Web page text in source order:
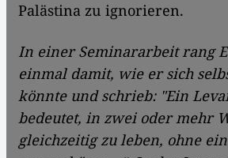
Palästina zu ignorieren.
In einer Seminararbeit rang
einmal damit, wie er sich
könnte und schrieb: "Ein
bedeutet, in zwei oder mehr
gleichzeitig zu leben, ohne